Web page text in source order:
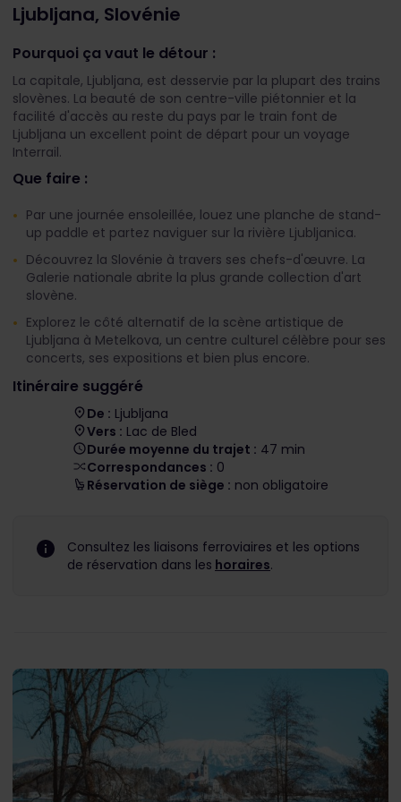
Ljubljana, Slovénie
Pourquoi ça vaut le détour :
La capitale, Ljubljana, est desservie par la plupart des trains
slovènes. La beauté de son centre-ville piétonnier et la
facilité d'accès au reste du pays par le train font de
Ljubljana un excellent point de départ pour un voyage
Interrail.
Que faire :
Par une journée ensoleillée, louez une planche de stand-
up paddle et partez naviguer sur la rivière Ljubljanica.
Découvrez la Slovénie à travers ses chefs-d'œuvre. La
Galerie nationale abrite la plus grande collection d'art
slovène.
Explorez le côté alternatif de la scène artistique de
Ljubljana à Metelkova, un centre culturel célèbre pour ses
concerts, ses expositions et bien plus encore.
Itinéraire suggéré
De : Ljubljana
Vers : Lac de Bled
Durée moyenne du trajet : 47 min
Correspondances : 0
Réservation de siège : non obligatoire
Consultez les liaisons ferroviaires et les options
de réservation dans les horaires.